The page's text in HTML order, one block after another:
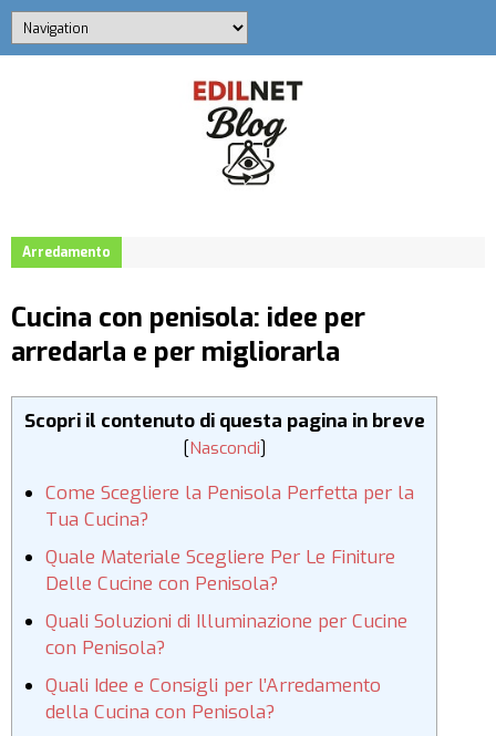
Arredamento
Cucina con penisola: idee per
arredarla e per migliorarla
Scopri il contenuto di questa pagina in breve
[Nascondi]
Come Scegliere la Penisola Perfetta per la
Tua Cucina?
Quale Materiale Scegliere Per Le Finiture
Delle Cucine con Penisola?
Quali Soluzioni di Illuminazione per Cucine
con Penisola?
Quali Idee e Consigli per l’Arredamento
della Cucina con Penisola?